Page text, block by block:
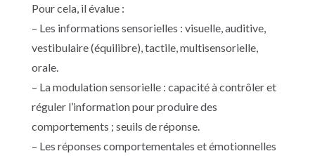
Pour cela, il évalue :
– Les informations sensorielles : visuelle, auditive,
vestibulaire (équilibre), tactile, multisensorielle,
orale.
– La modulation sensorielle : capacité à contrôler et
réguler l’information pour produire des
comportements ; seuils de réponse.
– Les réponses comportementales et émotionnelles